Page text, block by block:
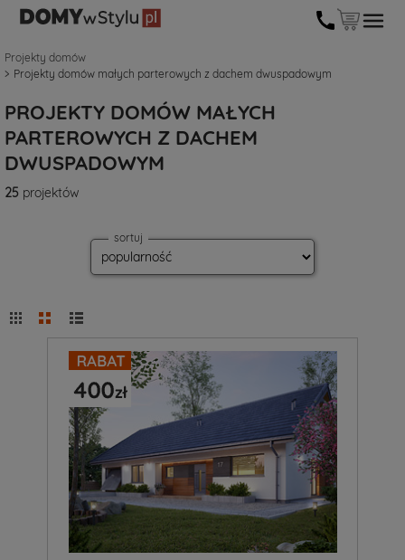
Projekty domów
Projekty domów małych parterowych z dachem dwuspadowym
PROJEKTY DOMÓW MAŁYCH
PARTEROWYCH Z DACHEM
DWUSPADOWYM
25 projektów
sortuj